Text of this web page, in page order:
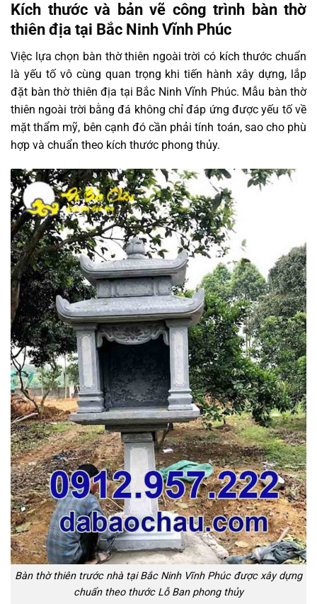
Kích thước và bản vẽ công trình bàn thờ
thiên địa tại Bắc Ninh Vĩnh Phúc
Việc lựa chọn bàn thờ thiên ngoài trời có kích thước chuẩn
là yếu tố vô cùng quan trọng khi tiến hành xây dựng, lắp
đặt bàn thờ thiên địa tại Bắc Ninh Vĩnh Phúc. Mẫu bàn thờ
thiên ngoài trời bằng đá không chỉ đáp ứng được yếu tố về
mặt thẩm mỹ, bên cạnh đó cần phải tính toán, sao cho phù
hợp và chuẩn theo kích thước phong thủy.
Bàn thờ thiên trước nhà tại Bắc Ninh Vĩnh Phúc được xây dựng
chuẩn theo thước Lỗ Ban phong thủy